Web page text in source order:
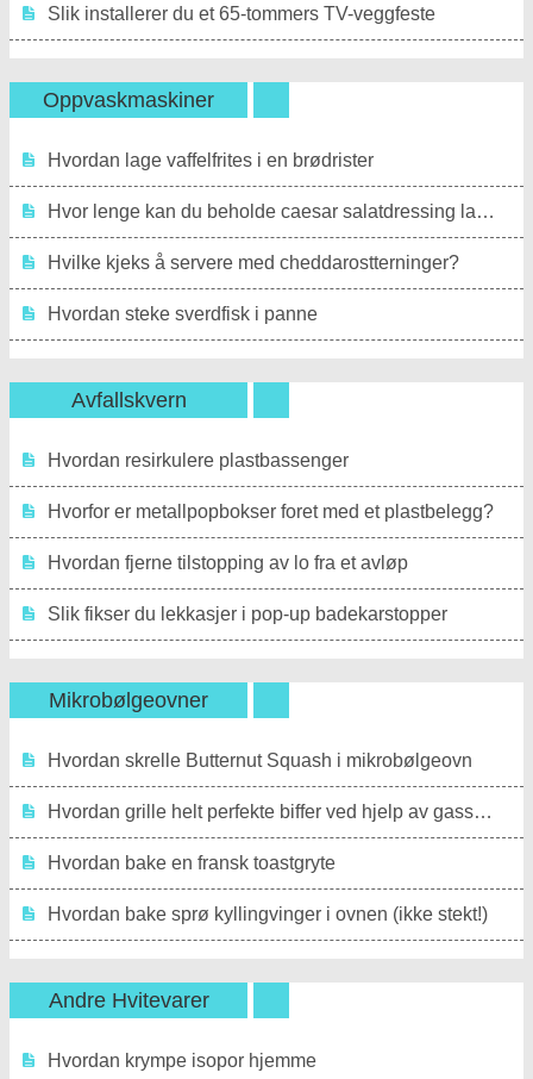
Slik installerer du et 65-tommers TV-veggfeste
Oppvaskmaskiner
Hvordan lage vaffelfrites i en brødrister
Hvor lenge kan du beholde caesar salatdressing laget med rå eggeplomme?
Hvilke kjeks å servere med cheddarostterninger?
Hvordan steke sverdfisk i panne
Avfallskvern
Hvordan resirkulere plastbassenger
Hvorfor er metallpopbokser foret med et plastbelegg?
Hvordan fjerne tilstopping av lo fra et avløp
Slik fikser du lekkasjer i pop-up badekarstopper
Mikrobølgeovner
Hvordan skrelle Butternut Squash i mikrobølgeovn
Hvordan grille helt perfekte biffer ved hjelp av gassgrillen
Hvordan bake en fransk toastgryte
Hvordan bake sprø kyllingvinger i ovnen (ikke stekt!)
Andre Hvitevarer
Hvordan krympe isopor hjemme